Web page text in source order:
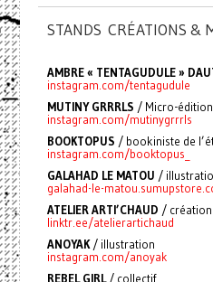
STANDS CRÉATIONS &
AMBRE « TENTAGUDULE »
instagram.com/tentagudule
MUTINY GRRRLS / Micro-édition
instagram.com/mutinygrrrls
BOOKTOPUS / bookiniste de
instagram.com/booktopus_
GALAHAD LE MATOU /
galahad-le-
ATELIER ARTI’CHAUD / création
linktr.ee/atelierartichaud
ANOYAK/ illustration
instagram.com/anoyak
REBEL GIRL/ collectif